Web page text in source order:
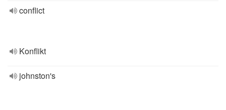
conflict
Konflikt
johnston's